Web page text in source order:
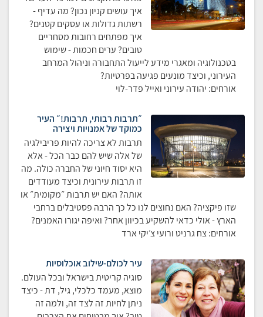
איך עושים קניון נכון? מה עדיף -
רשתות גדולות או עסקים קטנים?
איך מפתחים רחובות מסחריים
טובים? ערים חכמות - שימוש
בטכנולוגיה ומאגרי מידע לייעול התחבורה וניהול המרחב
העירוני, וכיצד מונעים פגיעה בפרטיות?
אורחים: יהודה עירוני ואייל פדר-לוי
״תרבות רבותי, תרבות!״ העיר
כמוקד של אמנויות ויצירה
תרבות לא צריכה להיות פריבילגיה
של אלה שיש להם כבר הכל - אלא
היא יסוד חיוני של החברה כולה. מה
זו תרבות עירונית וכיצד מעודדים
אותה? האם יש תרבות ״מקומית״ או
שזו פיקציה? האם נחוצים לנו כל כך הרבה פסטיבלים ברחבי
הארץ - אולי כדאי להשקיע בכיוון אחר? ואיפה יגורו האמנים?
אורחים: צח גרניט ורועי צ׳יקי ארד
עיר לכולם-שילוב אוכלוסיות
סוגיה קריטית בישראל ובכל העולם.
מוצא, מעמד כלכלי, גיל, דת - כיצד
ניתן לחיות זה לצד זה, ולמה זה